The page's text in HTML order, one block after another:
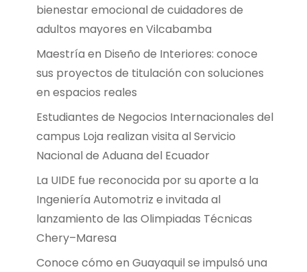
bienestar emocional de cuidadores de
adultos mayores en Vilcabamba
Maestría en Diseño de Interiores: conoce
sus proyectos de titulación con soluciones
en espacios reales
Estudiantes de Negocios Internacionales del
campus Loja realizan visita al Servicio
Nacional de Aduana del Ecuador
La UIDE fue reconocida por su aporte a la
Ingeniería Automotriz e invitada al
lanzamiento de las Olimpiadas Técnicas
Chery–Maresa
Conoce cómo en Guayaquil se impulsó una